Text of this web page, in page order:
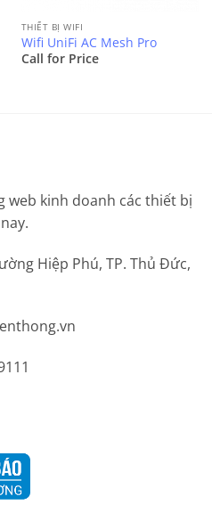
THIẾT BỊ WIFI
Wifi UniFi AC Mesh Pro
Call for Price
web kinh doanh các thiết bị
Hiệp Phú, TP. Thủ Đức,